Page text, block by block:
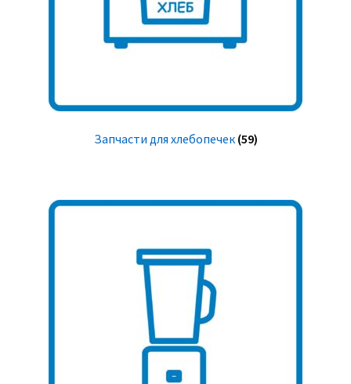
Запчасти для хлебопечек (59)